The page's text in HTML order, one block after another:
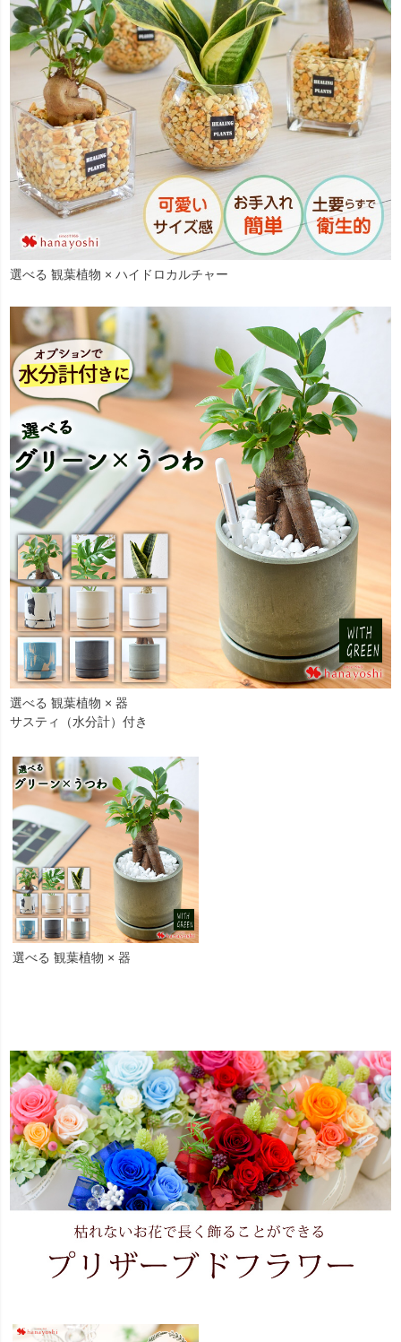
選べる 観葉植物 × ハイドロカルチャー
選べる 観葉植物 × 器
サスティ（水分計）付き
選べる 観葉植物 × 器